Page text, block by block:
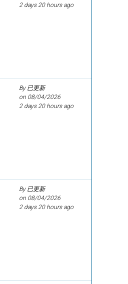
2 days 20 hours ago
By 已更新
on 08/04/2026
2 days 20 hours ago
By 已更新
on 08/04/2026
2 days 20 hours ago